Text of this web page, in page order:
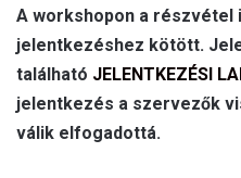
A workshopon a részvétel
jelentkezéshez kötött.
található JELENTKEZÉSI
jelentkezés a szervezők
válik elfogadottá.